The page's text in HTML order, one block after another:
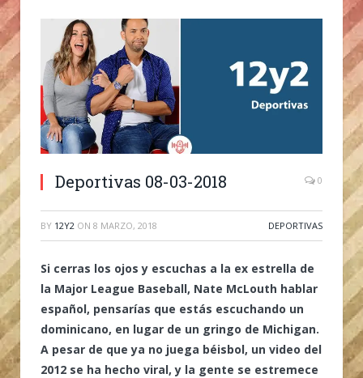
Deportivas 08-03-2018 0
BY 12Y2 ON 8 MARZO, 2018 DEPORTIVAS
Si cerras los ojos y escuchas a la ex estrella de
la Major League Baseball, Nate McLouth hablar
español, pensarías que estás escuchando un
dominicano, en lugar de un gringo de Michigan.
A pesar de que ya no juega béisbol, un video del
2012 se ha hecho viral, y la gente se estremece